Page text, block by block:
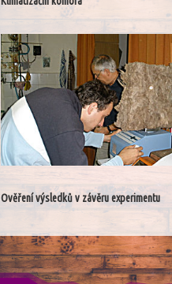
Ověření výsledků v závěru experimentu